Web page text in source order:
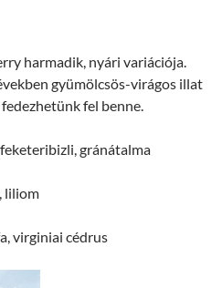
harmadik, nyári variációja.
gyümölcsös-virágos illat
fel benne.
gránátalma
liliom
virginiai cédrus